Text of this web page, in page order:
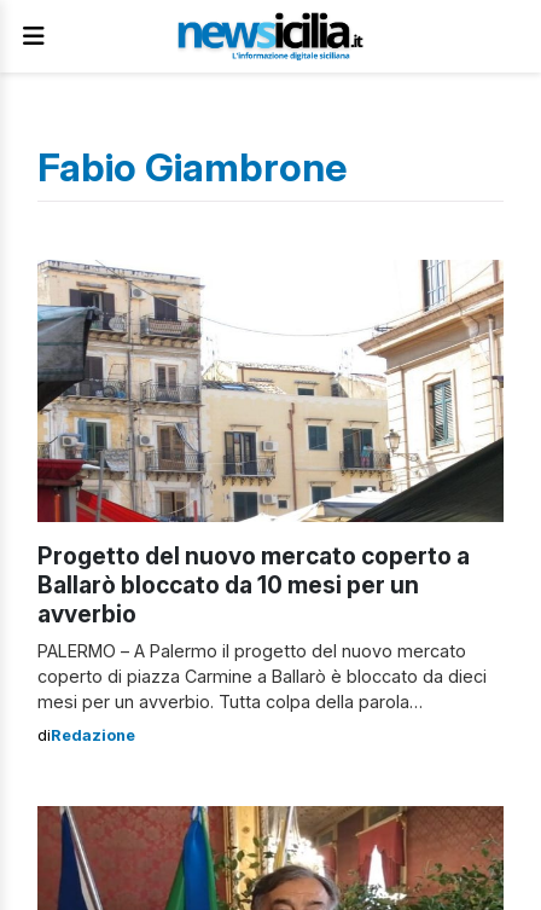
Fabio Giambrone
Progetto del nuovo mercato coperto a
Ballarò bloccato da 10 mesi per un
avverbio
PALERMO – A Palermo il progetto del nuovo mercato
coperto di piazza Carmine a Ballarò è bloccato da dieci
mesi per un avverbio. Tutta colpa della parola
prioritariamente inserita nel vecchio regolamento.
segreteria generale del Comune. Con […]
diRedazione